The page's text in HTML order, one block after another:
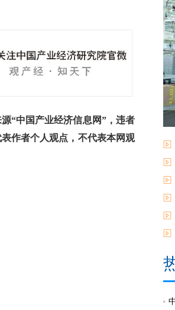
“中国产业经济信息网”，违者
作者个人观点，不代表本网观